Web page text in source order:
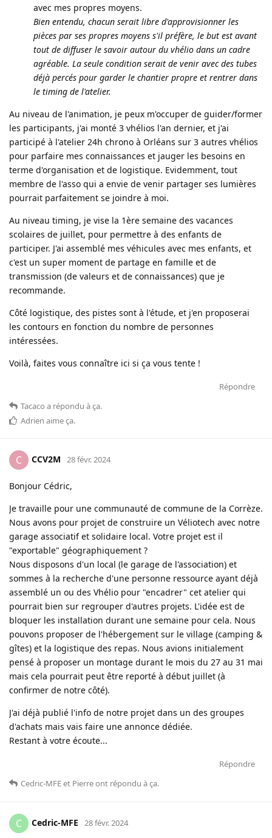
avec mes propres moyens.
Bien entendu, chacun serait libre d'approvisionner les
pièces par ses propres moyens s'il préfère, le but est avant
tout de diffuser le savoir autour du vhélio dans un cadre
agréable. La seule condition serait de venir avec des tubes
déjà percés pour garder le chantier propre et rentrer dans
le timing de l'atelier.
Au niveau de l'animation, je peux m'occuper de guider/former
les participants, j'ai monté 3 vhélios l'an dernier, et j'ai
participé à l'atelier 24h chrono à Orléans sur 3 autres vhélios
pour parfaire mes connaissances et jauger les besoins en
terme d'organisation et de logistique. Evidemment, tout
membre de l'asso qui a envie de venir partager ses lumières
pourrait parfaitement se joindre à moi.
Au niveau timing, je vise la 1ère semaine des vacances
scolaires de juillet, pour permettre à des enfants de
participer. J'ai assemblé mes véhicules avec mes enfants, et
c'est un super moment de partage en famille et de
transmission (de valeurs et de connaissances) que je
recommande.
Côté logistique, des pistes sont à l'étude, et j'en proposerai
les contours en fonction du nombre de personnes
intéressées.
Voilà, faites vous connaître ici si ça vous tente !
Répondre
Tacaco a répondu à ça.
Adrien aime ça.
C CCV2M 28 févr. 2024
Bonjour Cédric,
Je travaille pour une communauté de commune de la Corrèze.
Nous avons pour projet de construire un Véliotech avec notre
garage associatif et solidaire local. Votre projet est il
"exportable" géographiquement ?
Nous disposons d'un local (le garage de l'association) et
sommes à la recherche d'une personne ressource ayant déjà
assemblé un ou des Vhélio pour "encadrer" cet atelier qui
pourrait bien sur regrouper d'autres projets. L'idée est de
bloquer les installation durant une semaine pour cela. Nous
pouvons proposer de l'hébergement sur le village (camping &
gîtes) et la logistique des repas. Nous avions initialement
pensé à proposer un montage durant le mois du 27 au 31 mai
mais cela pourrait peut être reporté à début juillet (à
confirmer de notre côté).
J'ai déjà publié l'info de notre projet dans un des groupes
d'achats mais vais faire une annonce dédiée.
Restant à votre écoute...
Répondre
Cedric-MFEet Pierreont répondu à ça.
C Cedric-MFE 28 févr. 2024